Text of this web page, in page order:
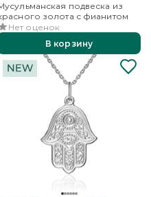
подвеска из
золота с фианитом
Нет оценок
В корзину